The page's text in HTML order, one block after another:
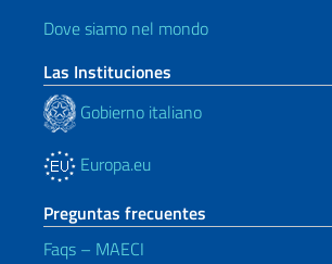
Dove siamo nel mondo
Las Instituciones
Gobierno italiano
Europa.eu
Preguntas frecuentes
Faqs – MAECI